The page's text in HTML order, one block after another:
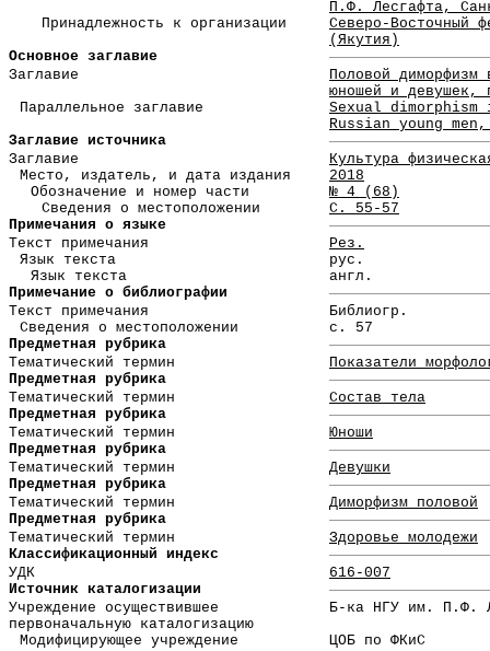
П.Ф. Лесгафта,
Принадлежность к организации
Северо-Восточный
(Якутия)
Основное заглавие
Заглавие
Половой диморфизм
юношей и девушек,
Параллельное заглавие
Sexual
Russian young
Заглавие источника
Заглавие
Культура
Место, издатель, и дата издания
2018
Обозначение и номер части
№ 4 (68)
Сведения о местоположении
С. 55-57
Примечания о языке
Текст примечания
Рез.
Язык текста
рус.
Язык текста
англ.
Примечание о библиографии
Текст примечания
Библиогр.
Сведения о местоположении
с. 57
Предметная рубрика
Тематический термин
Показатели
Предметная рубрика
Тематический термин
Состав тела
Предметная рубрика
Тематический термин
Юноши
Предметная рубрика
Тематический термин
Девушки
Предметная рубрика
Тематический термин
Диморфизм половой
Предметная рубрика
Тематический термин
Здоровье молодежи
Классификационный индекс
УДК
616-007
Источник каталогизации
Учреждение осуществившее
первоначальную каталогизацию
Б-ка НГУ им. П.Ф.
Модифицирующее учреждение
ЦОБ по ФКиС